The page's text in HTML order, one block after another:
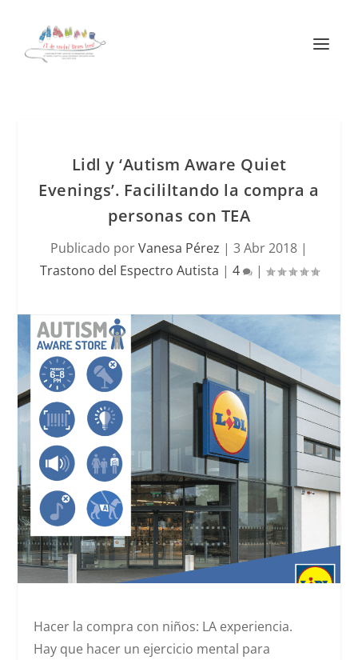
Lidl y ‘Autism Aware Quiet
Evenings’. Facililtando la compra a
personas con TEA
Publicado porVanesa Pérez | 3 Abr 2018 |
Trastono del Espectro Autista | 4 |
Hacer la compra con niños: LA experiencia.
Hay que hacer un ejercicio mental para